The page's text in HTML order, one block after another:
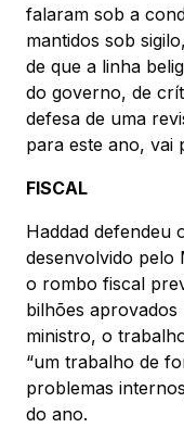
falaram sob a
mantidos sob
de que a linha
do governo, de
defesa de uma
para este ano, vai
FISCAL
Haddad defendeu
desenvolvido pelo
o rombo fiscal
bilhões
ministro, o
“um trabalho de
problemas
do ano.